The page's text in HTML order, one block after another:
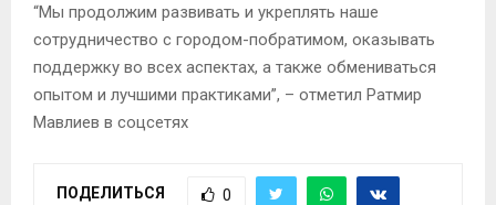
“Мы продолжим развивать и укреплять наше
сотрудничество с городом-побратимом, оказывать
поддержку во всех аспектах, а также обмениваться
опытом и лучшими практиками”, – отметил Ратмир
Мавлиев в соцсетях
ПОДЕЛИТЬСЯ 0